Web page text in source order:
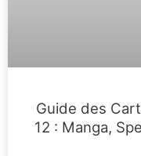
Guide des
12 : Manga,